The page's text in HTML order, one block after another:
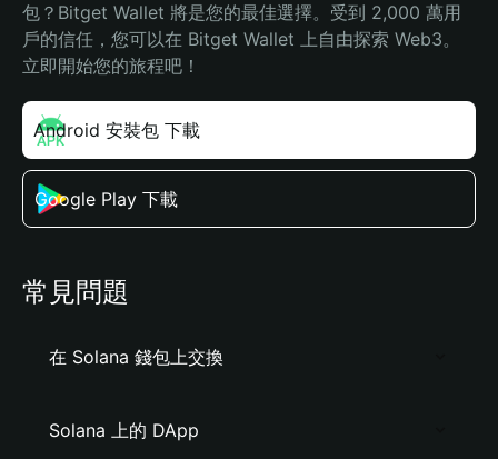
包？Bitget Wallet 將是您的最佳選擇。受到 2,000 萬用
戶的信任，您可以在 Bitget Wallet 上自由探索 Web3。
立即開始您的旅程吧！
Android 安裝包 下載
Google Play 下載
常見問題
在 Solana 錢包上交換
Solana 上的 DApp